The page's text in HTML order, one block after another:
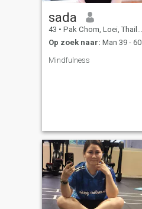
sada
43 • Pak Chom, Loei, Thailand
Op zoek naar: Man 39 - 60
Mindfulness